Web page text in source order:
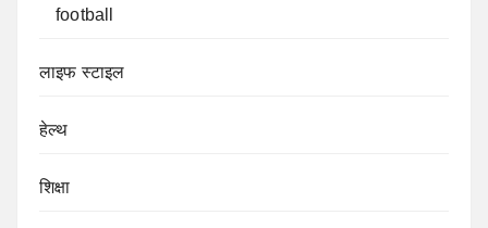
football
लाइफ स्टाइल
हेल्थ
शिक्षा